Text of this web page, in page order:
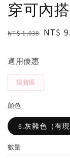
穿可內
Regular
NT$ 1,038 Sale
NT$
適用優惠
現貨區
顏色
6.灰雜色（有現
數量